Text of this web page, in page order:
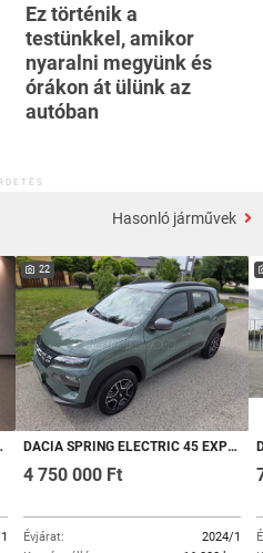
Ez történik a
testünkkel, amikor
nyaralni megyünk és
órákon át ülünk az
autóban
Hasonló járművek
22
DACIA SPRING ELECTRIC 45 EXPRESSION AUT. GYÁRI GARANCIA ÉS 2032-IG TARTÓ AKKU GARANCIA-AUTÓBESZÁMÍTÁS-TAM-CAR!!
4 750 000 Ft
Évjárat:
2024/1